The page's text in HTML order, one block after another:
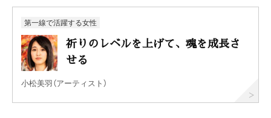
第一線で活躍する女性
祈りのレベルを上げて、魂を成長さ
せる
小松美羽（アーティスト）